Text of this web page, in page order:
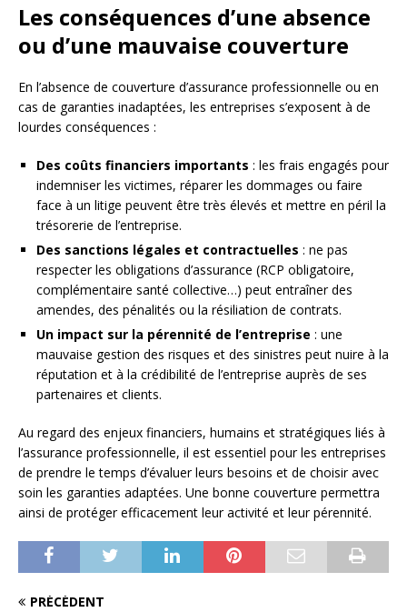
Les conséquences d’une absence
ou d’une mauvaise couverture
En l’absence de couverture d’assurance professionnelle ou en
cas de garanties inadaptées, les entreprises s’exposent à de
lourdes conséquences :
Des coûts financiers importants : les frais engagés pour
indemniser les victimes, réparer les dommages ou faire
face à un litige peuvent être très élevés et mettre en péril la
trésorerie de l’entreprise.
Des sanctions légales et contractuelles : ne pas
respecter les obligations d’assurance (RCP obligatoire,
complémentaire santé collective…) peut entraîner des
amendes, des pénalités ou la résiliation de contrats.
Un impact sur la pérennité de l’entreprise : une
mauvaise gestion des risques et des sinistres peut nuire à la
réputation et à la crédibilité de l’entreprise auprès de ses
partenaires et clients.
Au regard des enjeux financiers, humains et stratégiques liés à
l’assurance professionnelle, il est essentiel pour les entreprises
de prendre le temps d’évaluer leurs besoins et de choisir avec
soin les garanties adaptées. Une bonne couverture permettra
ainsi de protéger efficacement leur activité et leur pérennité.
PRÉCÉDENT